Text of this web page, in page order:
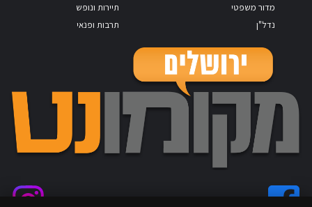
מדור משפטי
נדל"ן
תיירות ונופש
תרבות ופנאי